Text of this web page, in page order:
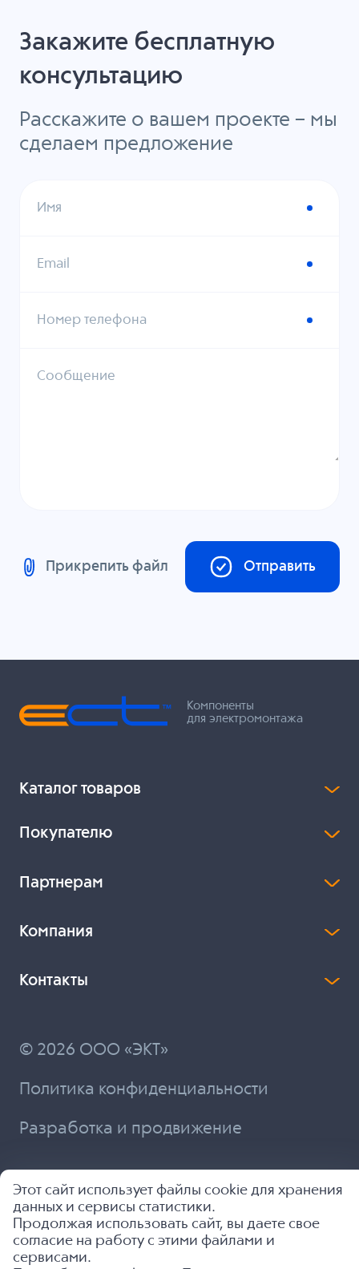
Закажите бесплатную
консультацию
Расскажите о вашем проекте – мы
сделаем предложение
Имя
Email
Номер телефона
Сообщение
Прикрепить файл Отправить
Компоненты
для электромонтажа
Каталог товаров
Покупателю
Партнерам
Компания
Контакты
© 2026 ООО «ЭКТ»
Политика конфиденциальности
Разработка и продвижение
Этот сайт использует файлы cookie для хранения
данных и сервисы статистики.
Продолжая использовать сайт, вы даете свое
согласие на работу с этими файлами и
сервисами.